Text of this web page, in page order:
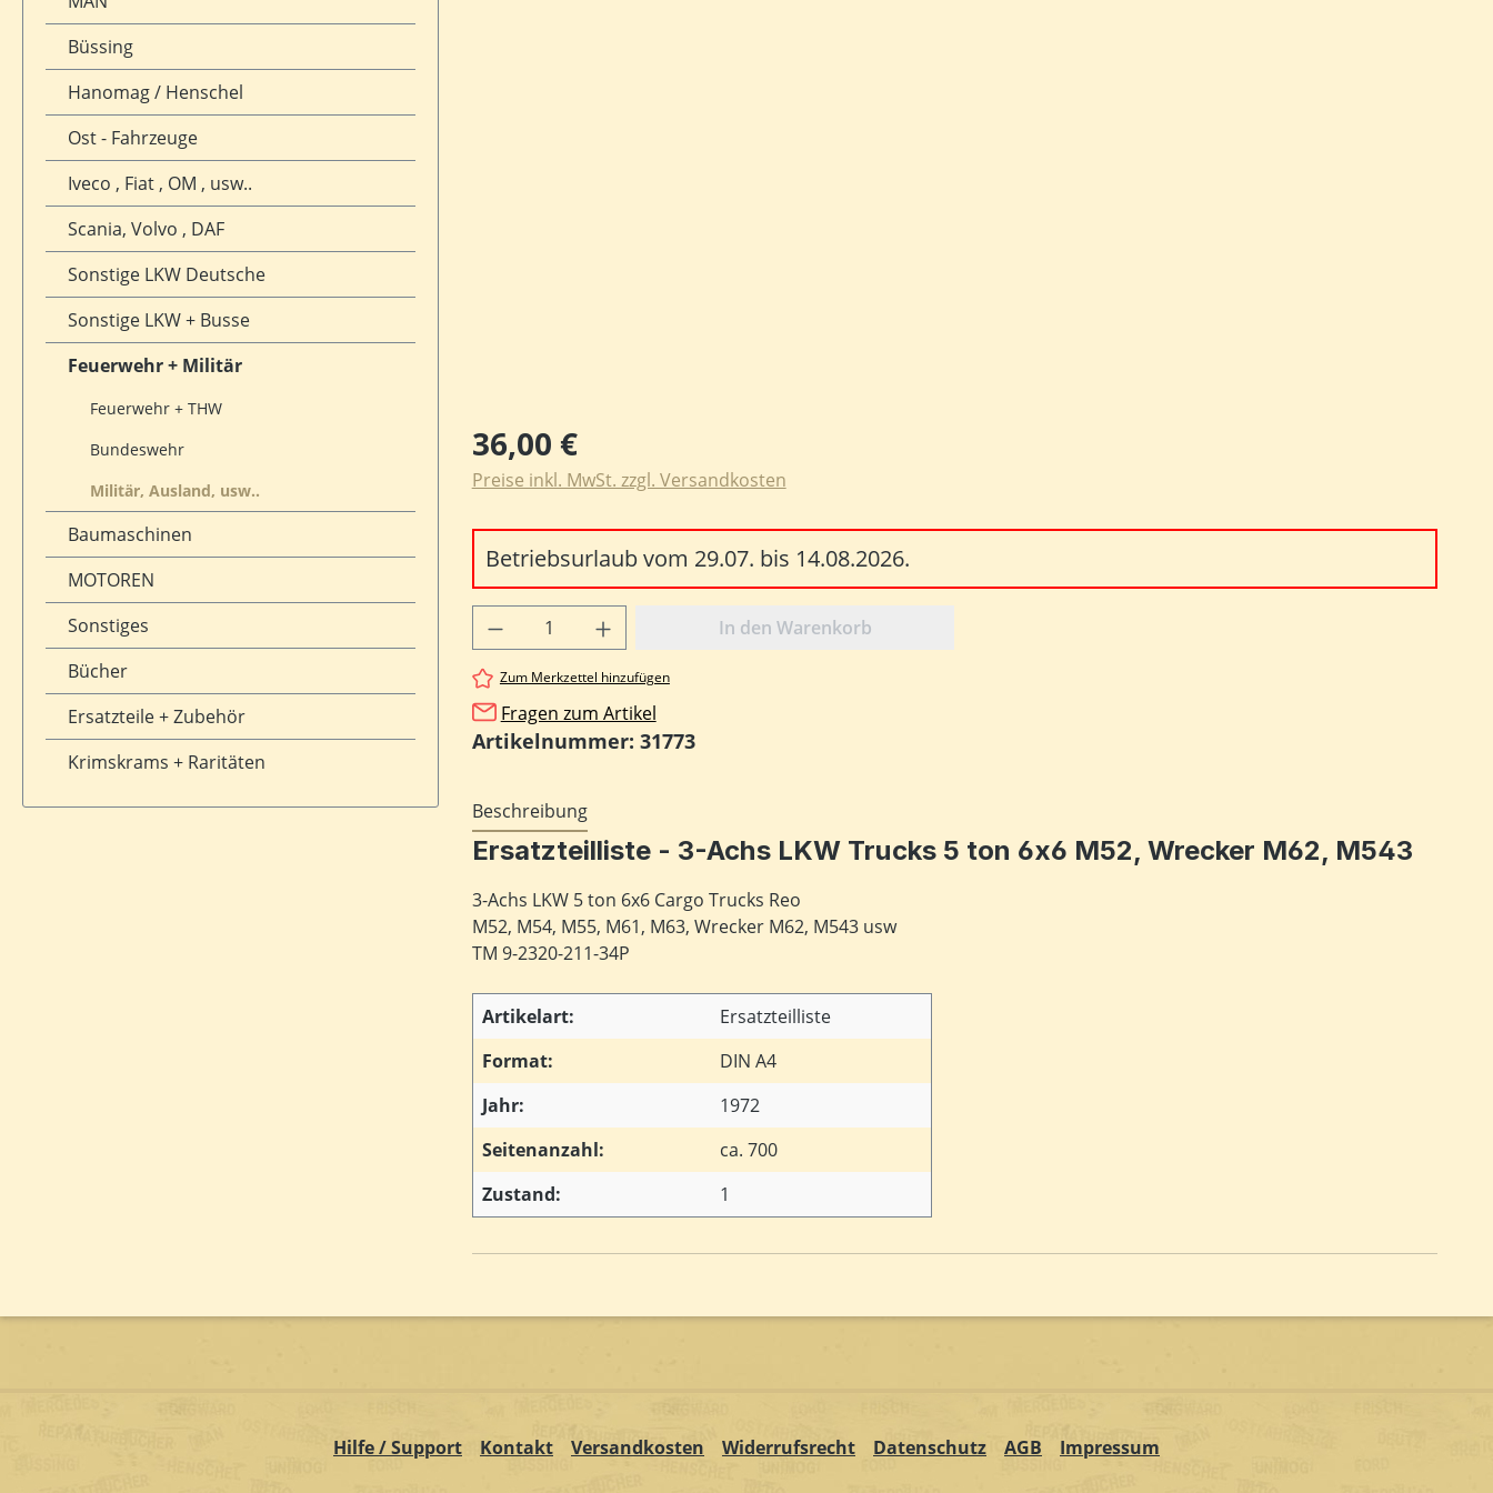
Büssing
Hanomag / Henschel
Ost - Fahrzeuge
Iveco , Fiat , OM , usw..
Scania, Volvo , DAF
Sonstige LKW Deutsche
Sonstige LKW + Busse
Feuerwehr + Militär
Feuerwehr + THW
Bundeswehr
Militär, Ausland, usw..
Baumaschinen
MOTOREN
Sonstiges
Bücher
Ersatzteile + Zubehör
Krimskrams + Raritäten
Regulärer Preis:
36,00 €
Preise inkl. MwSt. zzgl. Versandkosten
Betriebsurlaub vom 29.07. bis 14.08.2026.
Produkt Anzahl: Gib den gewünschten Wert ein oder benutze die Schaltflächen
In den Warenkorb
Zum Merkzettel hinzufügen
Fragen zum Artikel
Artikelnummer: 31773
Beschreibung
Ersatzteilliste - 3-Achs LKW Trucks 5 ton 6x6 M52, Wrecker M62, M543
3-Achs LKW 5 ton 6x6 Cargo Trucks Reo
M52, M54, M55, M61, M63, Wrecker M62, M543 usw
TM 9-2320-211-34P
Artikelart:
Ersatzteilliste
Format:
DIN A4
Jahr:
1972
Seitenanzahl:
ca. 700
Zustand:
1
Hilfe / Support Kontakt Versandkosten Widerrufsrecht Datenschutz AGB Impressum